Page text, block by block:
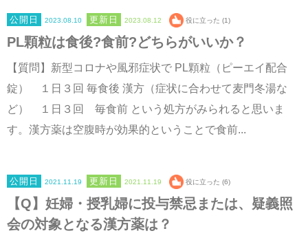
2023.08.10 2023.08.12 役に立った (1)
PL顆粒は食後?食前?どちらがいいか？
【質問】新型コロナや風邪症状で PL顆粒（ピーエイ配合
錠） １日３回 毎食後 漢方（症状に合わせて麦門冬湯な
ど） １日３回 毎食前 という処方がみられると思いま
す。漢方薬は空腹時が効果的ということで食前...
2021.11.19 2021.11.19 役に立った (6)
【Q】妊婦・授乳婦に投与禁忌または、疑義照
会の対象となる漢方薬は？